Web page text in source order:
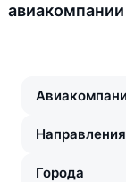
Направления
Города